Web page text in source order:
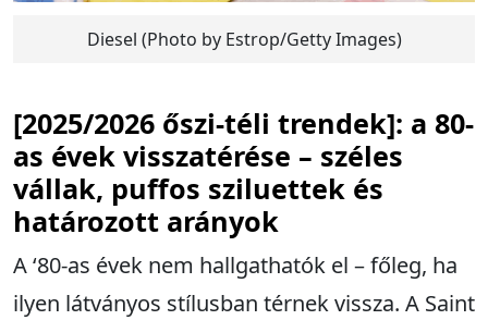
Diesel (Photo by Estrop/Getty Images)
[2025/2026 őszi-téli trendek]: a 80-
as évek visszatérése – széles
vállak, puffos sziluettek és
határozott arányok
A ‘80-as évek nem hallgathatók el – főleg, ha
ilyen látványos stílusban térnek vissza. A Saint